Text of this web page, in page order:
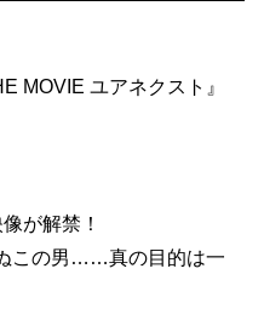
MOVIE ユアネクスト』
が解禁！
この男……真の目的は一